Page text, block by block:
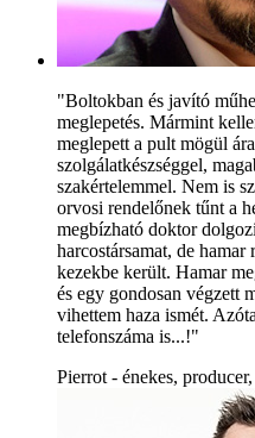
"Boltokban és javító
meglepetés. Mármint
meglepett a pult mögül
szolgálatkészséggel,
szakértelemmel. Nem is
orvosi rendelőnek tűnt a
megbízható doktor
harcostársamat, de
kezekbe került. Hamar
és egy gondosan végzett
vihettem haza ismét.
telefonszáma is...!"
Pierrot - énekes,